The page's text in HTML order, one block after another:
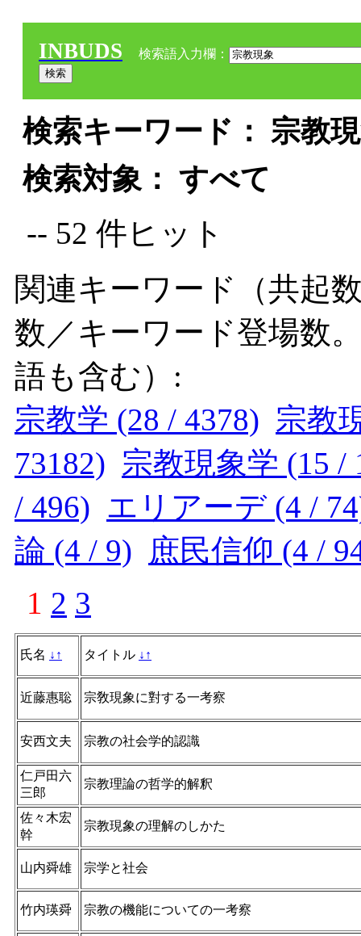
INBUDS 検索語入力欄：
検索キーワード： 宗教
検索対象： すべて
-- 52 件ヒット
関連キーワード（共起
数／キーワード登場数
語も含む）:
宗教学 (28 / 4378) 宗教
73182) 宗教現象学 (15 /
/ 496) エリアーデ (4 /
論 (4 / 9) 庶民信仰 (4 /
1 2 3
氏名 ↓ ↑ タイトル ↓ ↑
近藤惠聡 宗敎現象に對する一考察
安西文夫 宗教の社会学的認識
仁戸田六
三郎
宗教理論の哲学的解釈
佐々木宏
幹
宗教現象の理解のしかた
山内舜雄 宗学と社会
竹内瑛舜 宗教の機能についての一考察